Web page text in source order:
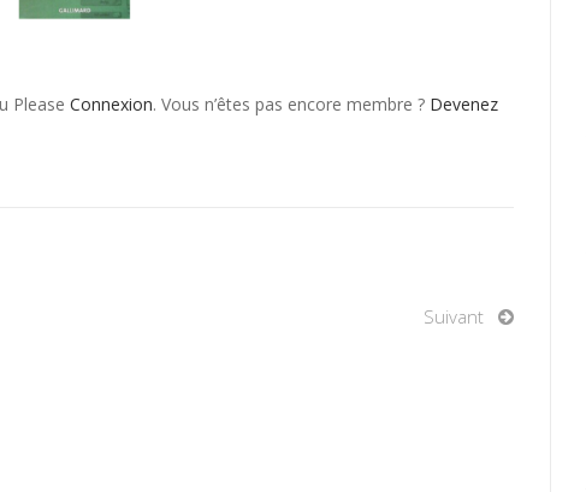
Please Connexion. Vous n’êtes pas encore membre ? Devenez
Suivant